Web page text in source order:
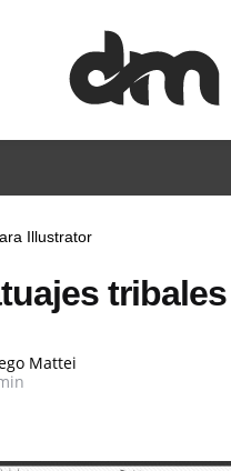
Illustrator
tribales
Mattei